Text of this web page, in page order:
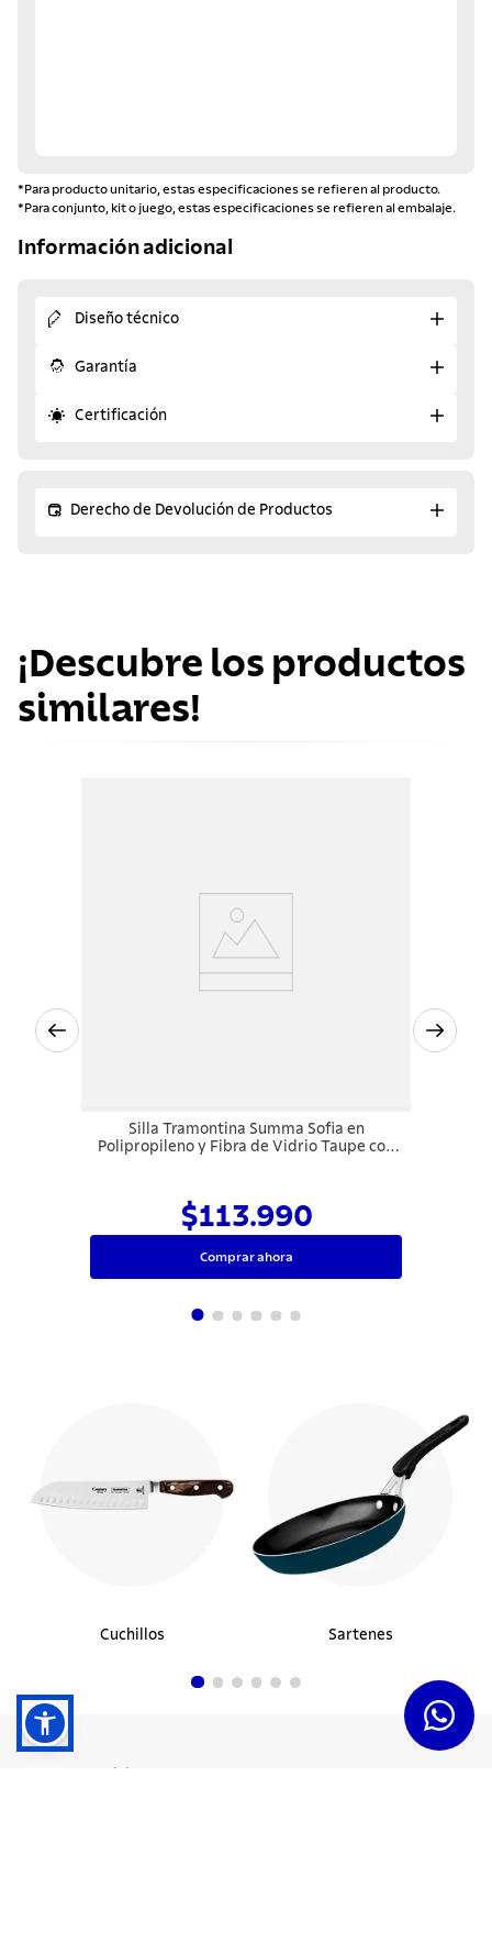
*Para producto unitario, estas especificaciones se refieren al producto.
*Para conjunto, kit o juego, estas especificaciones se refieren al embalaje.
Información adicional
Diseño técnico
Garantía
Certificación
Derecho de Devolución de Productos
¡Descubre los productos
similares!
Silla Tramontina Summa Sofia en
Polipropileno y Fibra de Vidrio Taupe con
$113.990
Comprar ahora
Cuchillos Sartenes